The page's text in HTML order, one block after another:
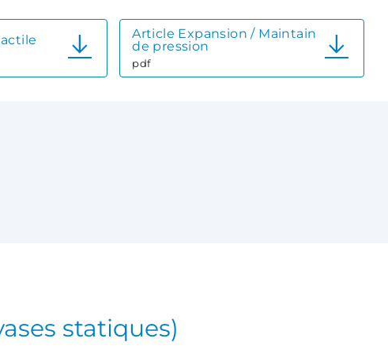
Article Expansion / Maintain
de pression
pdf
statiques)